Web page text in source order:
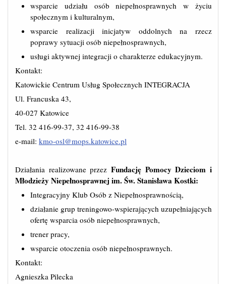
wsparcie udziału osób niepełnosprawnych w życiu
społecznym i kulturalnym,
wsparcie realizacji inicjatyw oddolnych na rzecz
poprawy sytuacji osób niepełnosprawnych,
usługi aktywnej integracji o charakterze edukacyjnym.
Kontakt:
Katowickie Centrum Usług Społecznych INTEGRACJA
Ul. Francuska 43,
40-027 Katowice
Tel. 32 416-99-37, 32 416-99-38
e-mail: kmo-osl@mops.katowice.pl
Działania realizowane przez Fundację Pomocy Dzieciom i
Młodzieży Niepełnosprawnej im. Św. Stanisława Kostki:
Integracyjny Klub Osób z Niepełnosprawnością,
działanie grup treningowo-wspierających uzupełniających
ofertę wsparcia osób niepełnosprawnych,
trener pracy,
wsparcie otoczenia osób niepełnosprawnych.
Kontakt:
Agnieszka Pilecka